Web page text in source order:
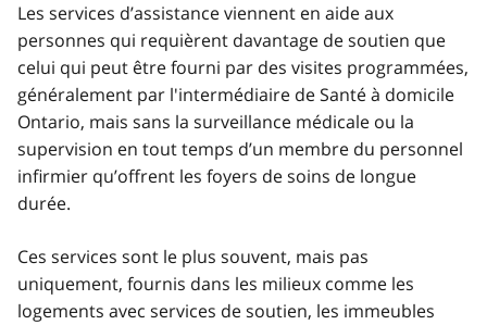
Les services d’assistance viennent en aide aux
personnes qui requièrent davantage de soutien que
celui qui peut être fourni par des visites programmées,
généralement par l'intermédiaire de Santé à domicile
Ontario, mais sans la surveillance médicale ou la
supervision en tout temps d’un membre du personnel
infirmier qu’offrent les foyers de soins de longue
durée.
Ces services sont le plus souvent, mais pas
uniquement, fournis dans les milieux comme les
logements avec services de soutien, les immeubles